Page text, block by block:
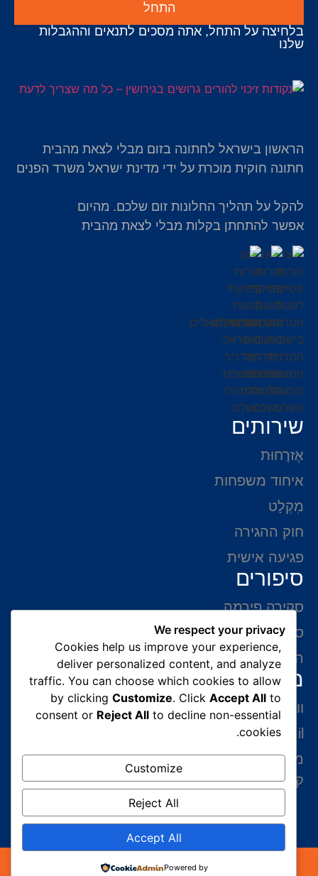
התחל
בלחיצה על התחל, אתה מסכים לתנאים וההגבלות
שלנו
הראשון בישראל לחתונה בזום מבלי לצאת מהבית
חתונה חוקית מוכרת על ידי מדינת ישראל משרד הפנים
להקל על תהליך החלונות זום שלכם. מהיום
אפשר להתחתן בקלות מבלי לצאת מהבית
שירותים
אֶזרָחוּת
איחוד משפחות
מִקְלָט
חוק ההגירה
פגיעה אישית
סיפורים
סקירה פירמה
סיפורי הצלחה
המלצות של לקוחות
מידע ליצירת קשר
ווצאפ 054-765-0002
gabriel@benatovlaw.co.il
מצדה 9 בני ברק קומה 35 מגדל ב.ס.ר 3 (מול
קניון איילון ליד הרכבת הקלה בן גוריון)
כל הזכויות שמורות 2026© עורך דין הגירה | עורך דין
We respect your privacy
Cookies help us improve your experience,
deliver personalized content, and analyze
traffic. You can choose which cookies to allow
by clickingCustomize. ClickAccept All to
consent or Reject All to decline non-essential
cookies.
Customize
Reject All
Accept All
Powered by